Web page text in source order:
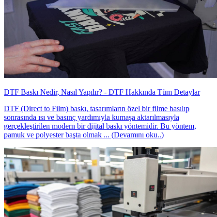
DTF Baskı Nedir, Nasıl Yapılır? - DTF Hakkında Tüm Detaylar
DTF (Direct to Film) baskı, tasarımların özel bir filme basılıp
sonrasında ısı ve basınç yardımıyla kumaşa aktarılmasıyla
gerçekleştirilen modern bir dijital baskı yöntemidir. Bu yöntem,
pamuk ve polyester başta olmak ... (Devamını oku..)